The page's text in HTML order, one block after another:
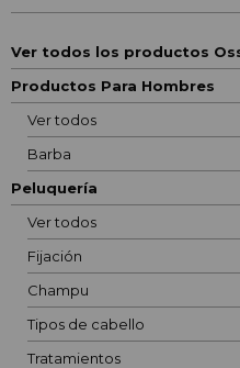
Ver todos los productos
Productos Para Hombres
Ver todos
Barba
Peluquería
Ver todos
Fijación
Champu
Tipos de cabello
Tratamientos